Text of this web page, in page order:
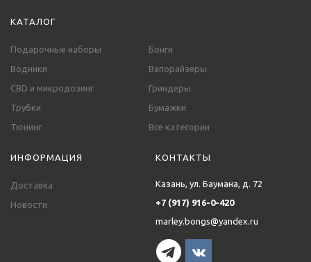
КАТАЛОГ
Подарочные наборы
Бонги
Водники
Вапорайзеры
CBD и микродозинг
Гриндеры
Трубки
Бумажки
Тюнинг
Все категории
ИНФОРМАЦИЯ
Доставка
Новости
КОНТАКТЫ
Казань, ул. Баумана, д. 72
+7 (917) 916-0-420
marley.bongs@yandex.ru